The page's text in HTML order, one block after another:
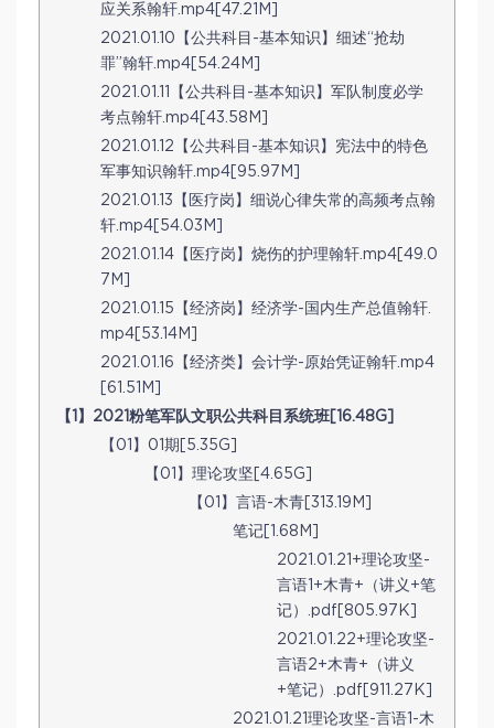
应关系翰轩.mp4[47.21M]
2021.01.10【公共科目-基本知识】细述“抢劫
罪”翰轩.mp4[54.24M]
2021.01.11【公共科目-基本知识】军队制度必学
考点翰轩.mp4[43.58M]
2021.01.12【公共科目-基本知识】宪法中的特色
军事知识翰轩.mp4[95.97M]
2021.01.13【医疗岗】细说心律失常的高频考点翰
轩.mp4[54.03M]
2021.01.14【医疗岗】烧伤的护理翰轩.mp4[49.0
7M]
2021.01.15【经济岗】经济学-国内生产总值翰轩.
mp4[53.14M]
2021.01.16【经济类】会计学-原始凭证翰轩.mp4
[61.51M]
【1】2021粉笔军队文职公共科目系统班[16.48G]
【01】01期[5.35G]
【01】理论攻坚[4.65G]
【01】言语-木青[313.19M]
笔记[1.68M]
2021.01.21+理论攻坚-
言语1+木青+（讲义+笔
记）.pdf[805.97K]
2021.01.22+理论攻坚-
言语2+木青+（讲义
+笔记）.pdf[911.27K]
2021.01.21理论攻坚-言语1-木